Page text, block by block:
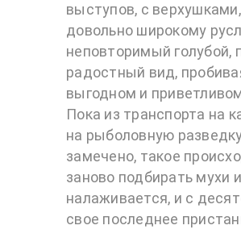
выступов, с
довольно широкому
неповторимый голубой,
радостный вид,
выгодном и
Пока из транспорта на
на рыболовную
замечено, такое
заново подбирать мухи
налаживается, и с
свое последнее